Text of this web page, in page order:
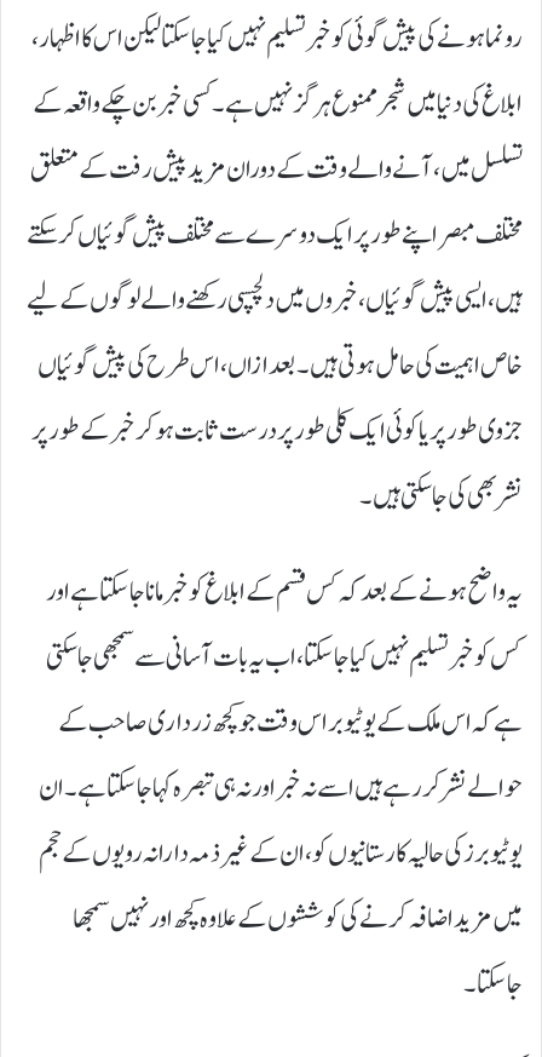
رونما ہونے کی پیش گوئی کو خبر تسلیم نہیں کیا جاسکتا لیکن اس کا اظہار ،
ابلاغ کی دنیا میں شجر ممنوع ہر گز نہیں ہے۔ کسی خبر بن چکے واقعہ کے
تسلسل میں ، آنے والے وقت کے دوران مزید پیش رفت کے متعلق
مختلف مبصر اپنے طور پر ایک دوسرے سے مختلف پیش گوئیاں کر سکتے
ہیں، ایسی پیش گوئیاں ، خبروں میں دلچسپی رکھنے والے لوگوں کے لیے
خاص اہمیت کی حامل ہوتی ہیں۔ بعد ازاں ، اس طرح کی پیش گوئیاں
جزوی طور پر یا کوئی ایک کلی طور پر درست ثابت ہو کر خبر کے طور پر
نشر بھی کی جاسکتی ہیں۔
یہ واضح ہونے کے بعد کہ کس قسم کے ابلاغ کو خبر مانا جاسکتا ہے اور
کس کو خبر تسلیم نہیں کیا جاسکتا، اب یہ بات آسانی سے سمجھی جاسکتی
ہے کہ اس ملک کے یو ٹیوبر اس وقت جو کچھ زرداری صاحب کے
حوالے نشر کر رہے ہیں اسے نہ خبر اور نہ ہی تبصرہ کہا جا سکتا ہے۔ ان
یوٹیوبرز کی حالیہ کارستانیوں کو ، ان کے غیر ذمہ دارانہ رویوں کے حجم
میں مزید اضافہ کرنے کی کوششوں کے علاوہ کچھ اور نہیں سمجھا
جاسکتا۔